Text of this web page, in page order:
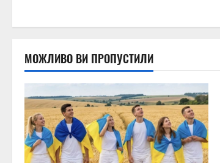
o
n
МОЖЛИВО ВИ ПРОПУСТИЛИ